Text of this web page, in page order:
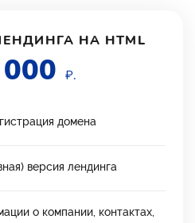
НА HTML
₽.
домена
версия лендинга
о компании, контактах,